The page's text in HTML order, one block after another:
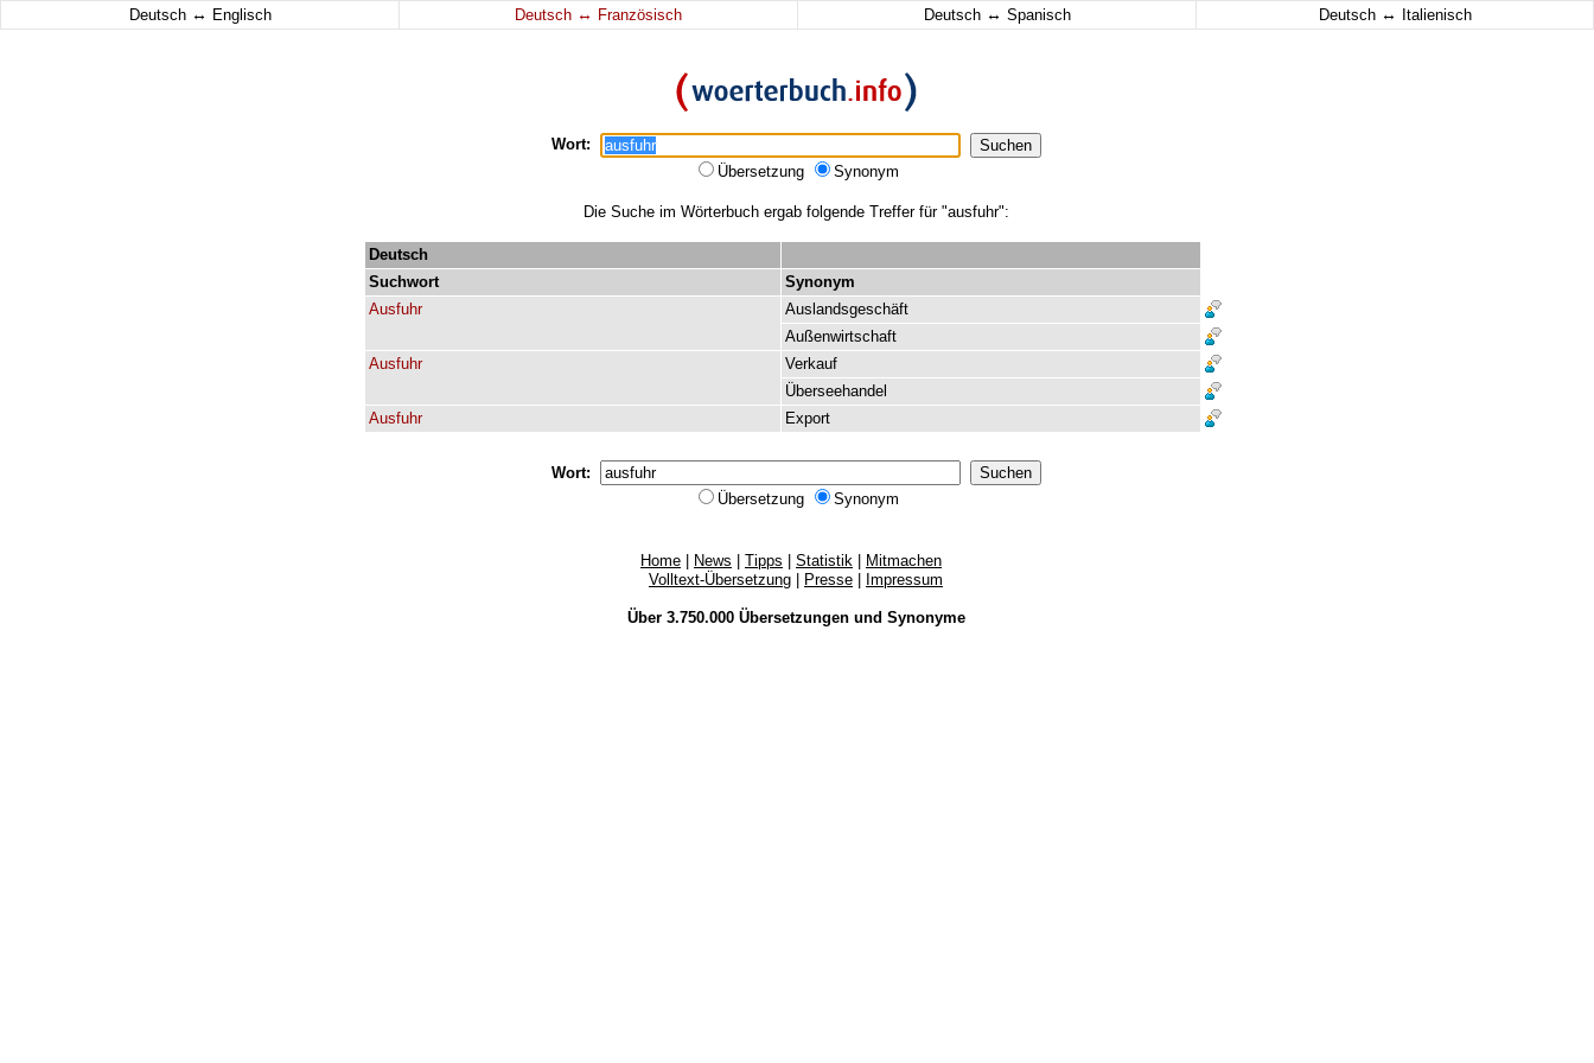
Deutsch ↔ Englisch Deutsch ↔ Französisch Deutsch ↔ Spanisch Deutsch ↔ Italienisch
Wort:
Übersetzung
Synonym
Die Suche im Wörterbuch ergab folgende Treffer für "ausfuhr":
Deutsch
Suchwort
Synonym
Ausfuhr
Auslandsgeschäft
Außenwirtschaft
Ausfuhr
Verkauf
Überseehandel
Ausfuhr
Export
Wort:
Übersetzung
Synonym
Home News Tipps Statistik
Mitmachen
Volltext-Übersetzung
Presse Impressum
Über 3.750.000 Übersetzungenund Synonyme